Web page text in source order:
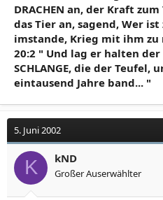
DRACHEN an, der Kraft
das Tier an, sagend, Wer
imstande, Krieg mit ihm zu
20:2 " Und lag er halten der
SCHLANGE, die der Teufel,
eintausend Jahre band... "
5. Juni 2002
K kND
Großer Auserwählter